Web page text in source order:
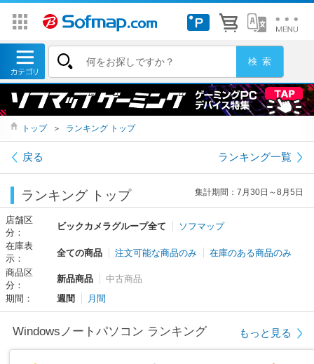
トップ ＞ ランキング トップ
戻る ランキング一覧
ランキング トップ 集計期間：7月30日～8月5日
店舗区
分：
ビックカメラグループ全て
ソフマップ
在庫表
示：
全ての商品 注文可能な商品のみ
在庫のある商品のみ
商品区
分：
新品商品
中古商品
期間：
週間 月間
Windowsノートパソコン ランキング もっと見る